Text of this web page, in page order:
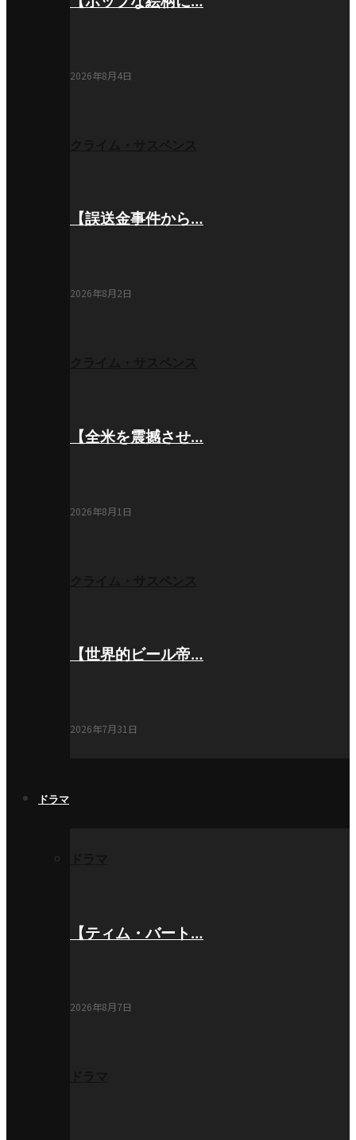
2026年8月4日
【誤送金事件から…
2026年8月2日
【全米を震撼させ…
2026年8月1日
【世界的ビール帝…
2026年7月31日
ドラマ
【ティム・バート…
2026年8月7日